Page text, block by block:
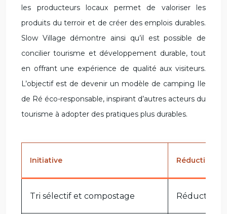
les producteurs locaux permet de valoriser les
produits du terroir et de créer des emplois durables.
Slow Village démontre ainsi qu’il est possible de
concilier tourisme et développement durable, tout
en offrant une expérience de qualité aux visiteurs.
L’objectif est de devenir un modèle de camping Ile
de Ré éco-responsable, inspirant d’autres acteurs du
tourisme à adopter des pratiques plus durables.
Initiative Réduction
Tri sélectif et compostage Réduction